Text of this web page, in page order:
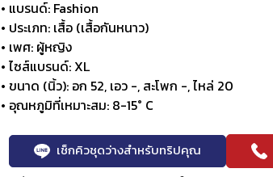
• แบรนด์: Fashion
• ประเภท: เสื้อ (เสื้อกันหนาว)
• เพศ: ผู้หญิง
• ไซส์แบรนด์: XL
• ขนาด (นิ้ว): อก 52, เอว -, สะโพก -, ไหล่ 20
• อุณหภูมิที่เหมาะสม: 8-15° C
เช็กคิวชุดว่างสำหรับทริปคุณ